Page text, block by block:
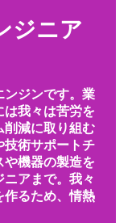
ジニア
ンジンです。業
我々は苦労を
削減に取り組む
技術サポートチ
機器の製造を
アまで。我々
作るため、情熱